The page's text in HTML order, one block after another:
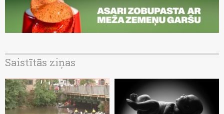
Saistītās ziņas